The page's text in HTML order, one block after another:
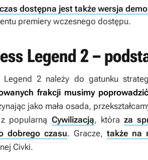
czas dostępna jest także wersja
premiery wczesnego dostępu.
Legend 2 –
Legend 2 należy do gatunku
frakcji musimy
jako mała osada,
popularną Cywilizacją, która za
dobrego czasu. Gracze, także na
Civki.